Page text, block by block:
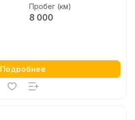
Пробег (км)
8 000
Подробнее